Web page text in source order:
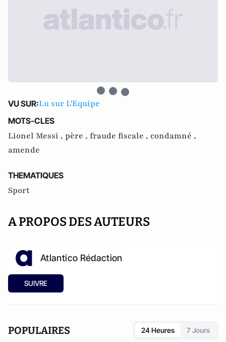
VU SUR:Lu sur L'Equipe
MOTS-CLES
Lionel Messi , père , fraude fiscale , condamné ,
amende
THEMATIQUES
Sport
A PROPOS DES AUTEURS
Atlantico Rédaction
SUIVRE
POPULAIRES 24 Heures 7 Jours